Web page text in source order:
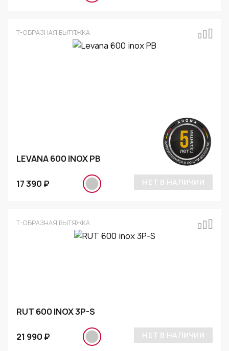
Т-ОБРАЗНАЯ ВЫТЯЖКА
LEVANA 600 INOX PB
17 390 ₽ НЕТ В НАЛИЧИИ
Т-ОБРАЗНАЯ ВЫТЯЖКА
RUT 600 INOX 3P-S
21 990 ₽ НЕТ В НАЛИЧИИ